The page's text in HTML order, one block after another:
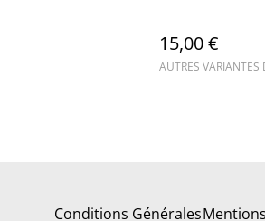
15,00 €
AUTRES VARIANTES
Conditions Générales